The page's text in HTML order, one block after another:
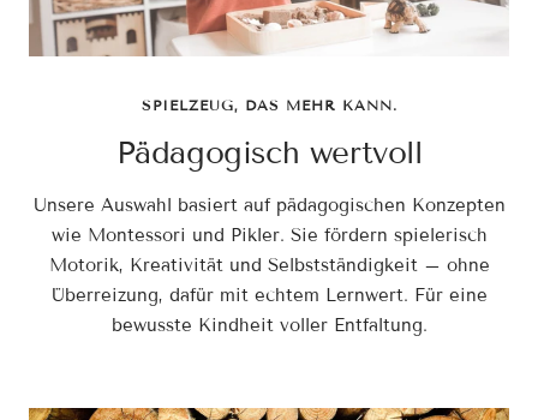
SPIELZEUG, DAS MEHR KANN.
Pädagogisch wertvoll
Unsere Auswahl basiert auf pädagogischen Konzepten
wie Montessori und Pikler. Sie fördern spielerisch
Motorik, Kreativität und Selbstständigkeit – ohne
Überreizung, dafür mit echtem Lernwert. Für eine
bewusste Kindheit voller Entfaltung.